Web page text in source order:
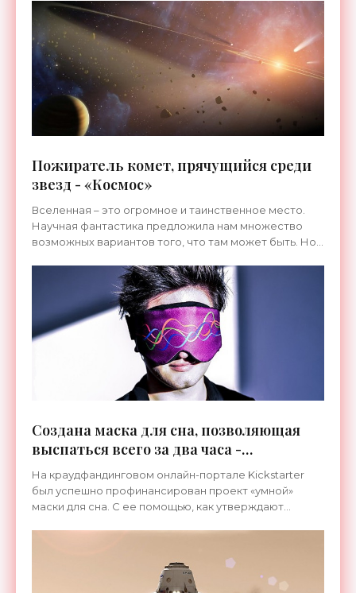
Пожиратель комет, прячущийся среди
звезд - «Космос»
Вселенная – это огромное и таинственное место.
Научная фантастика предложила нам множество
возможных вариантов того, что там может быть. Но
Создана маска для сна, позволяющая
выспаться всего за два часа -
«Гаджеты»
На краудфандинговом онлайн-портале Kickstarter
был успешно профинансирован проект «умной»
маски для сна. С ее помощью, как утверждают